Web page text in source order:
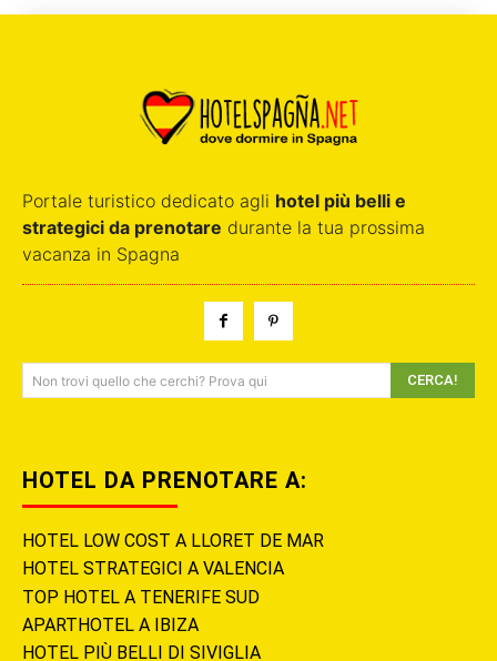
Portale turistico dedicato agli hotel più belli e
strategici da prenotare durante la tua prossima
vacanza in Spagna
Non trovi quello che cerchi? Prova qui CERCA!
HOTEL DA PRENOTARE A:
HOTEL LOW COST A LLORET DE MAR
HOTEL STRATEGICI A VALENCIA
TOP HOTEL A TENERIFE SUD
APARTHOTEL A IBIZA
HOTEL PIÙ BELLI DI SIVIGLIA